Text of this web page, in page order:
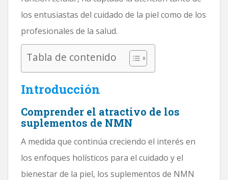
los entusiastas del cuidado de la piel como de los
profesionales de la salud.
Tabla de contenido
Introducción
Comprender el atractivo de los
suplementos de NMN
A medida que continúa creciendo el interés en
los enfoques holísticos para el cuidado y el
bienestar de la piel, los suplementos de NMN